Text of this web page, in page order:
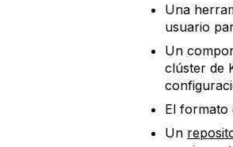
Una
usuario
Un
clúster de
El formato
Un